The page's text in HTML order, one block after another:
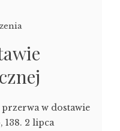
przerwa w dostawie
138. 2 lipca